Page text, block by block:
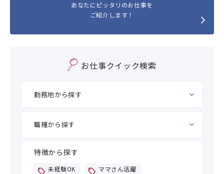
あなたにピッタリのお仕事を
ご紹介します！
お仕事クイック検索
特徴から探す
未経験OK ママさん活躍